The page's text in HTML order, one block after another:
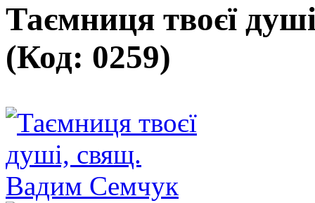
Таємниця твоєї
(Код: 0259)